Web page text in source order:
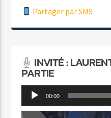
Partager par SMS
INVITÉ :
PARTIE
Lecteur
audio
00:00